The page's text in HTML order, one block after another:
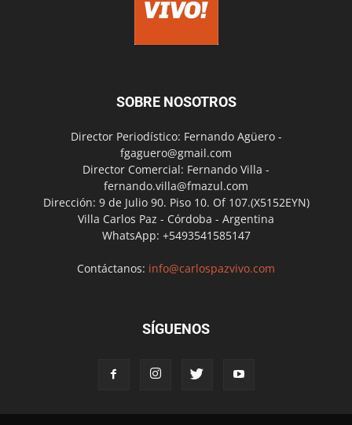
SOBRE NOSOTROS
Director Periodístico: Fernando Agüero -
fgaguero@gmail.com
Director Comercial: Fernando Villa -
fernando.villa@fmazul.com
Dirección: 9 de Julio 90. Piso 10. Of 107.(X5152EYN)
Villa Carlos Paz - Córdoba - Argentina
WhatsApp: +5493541585147
Contáctanos: info@carlospazvivo.com
SÍGUENOS